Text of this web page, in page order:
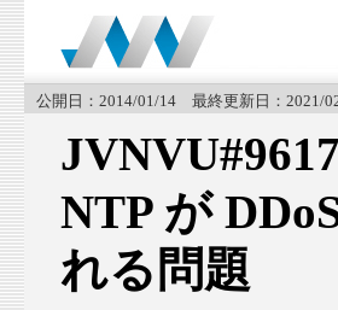
公開日：2014/01/14 最終更新日：2021/
NTP が
れる問題